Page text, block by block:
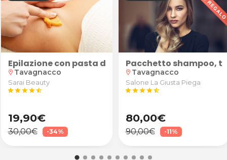
moda uomo + eventuale rasatura barba da
Epilazione con pasta di zucchero naturale
location_on Tavagnacco
Sarai Beauty
starstarstarstarstar_half
19,90€
30,00€ -34%
Pacchetto shampoo,
location_on Tavagnacco
Salone La Giusta Piega
starstarstarstarstar_half
80,00€
90,00€ -11%